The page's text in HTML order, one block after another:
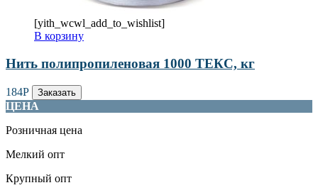
[yith_wcwl_add_to_wishlist]
В корзину
Нить полипропиленовая 1000 ТЕКС, кг
184Р Заказать
ЦЕНА
Розничная цена
Мелкий опт
Крупный опт